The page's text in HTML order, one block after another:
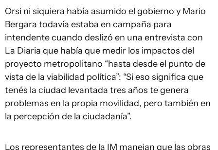
Orsi ni siquiera había asumido el gobierno y Mario
Bergara todavía estaba en campaña para
intendente cuando deslizó en una entrevista con
La Diaria que había que medir los impactos del
proyecto metropolitano “hasta desde el punto de
vista de la viabilidad política”: “Si eso significa que
tenés la ciudad levantada tres años te genera
problemas en la propia movilidad, pero también en
la percepción de la ciudadanía”.
Los representantes de la IM manejan que las obras